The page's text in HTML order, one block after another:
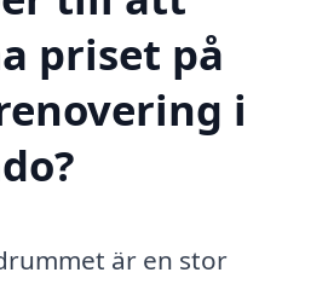
priset på
i
är en stor